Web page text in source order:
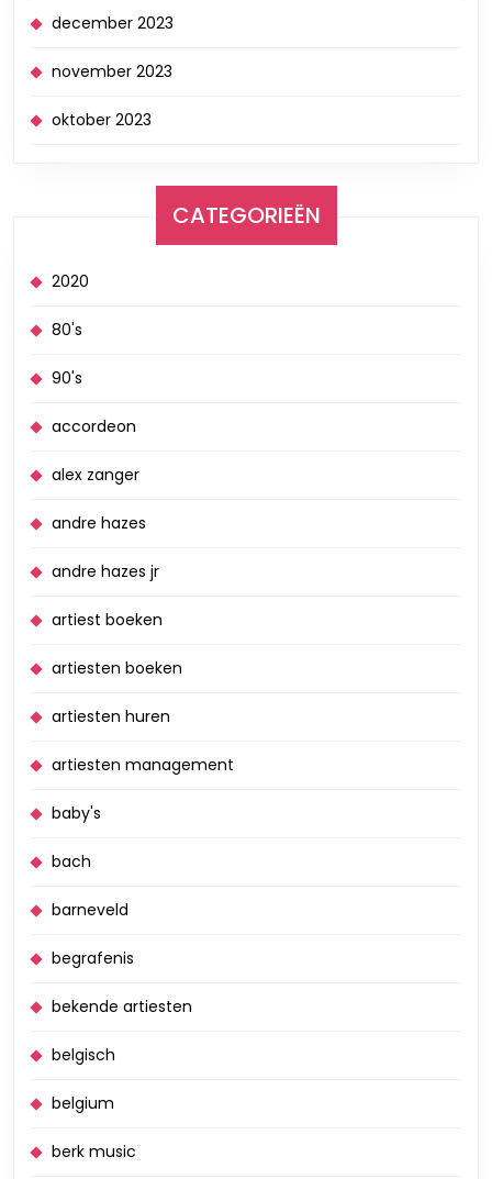
december 2023
november 2023
oktober 2023
CATEGORIEËN
2020
80's
90's
accordeon
alex zanger
andre hazes
andre hazes jr
artiest boeken
artiesten boeken
artiesten huren
artiesten management
baby's
bach
barneveld
begrafenis
bekende artiesten
belgisch
belgium
berk music